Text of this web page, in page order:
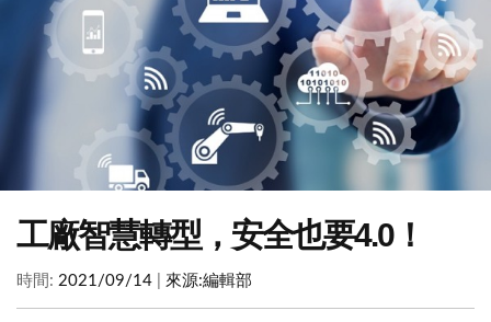
工廠智慧轉型，安全也要4.0！
時間: 2021/09/14 來源:編輯部